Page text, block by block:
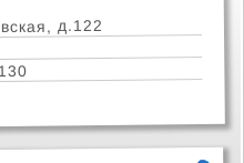
д.122